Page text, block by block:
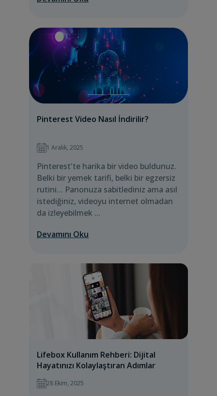
Pinterest Video Nasıl İndirilir?
1 Aralık, 2025
Pinterest'te harika bir video buldunuz.
Belki bir yemek tarifi, belki bir egzersiz
rutini… Panonuza sabitlediniz ama asıl
istediğiniz, videoyu internet olmadan
da izleyebilmek ...
Devamını Oku
Lifebox Kullanım Rehberi: Dijital
Hayatınızı Kolaylaştıran Adımlar
28 Ekim, 2025